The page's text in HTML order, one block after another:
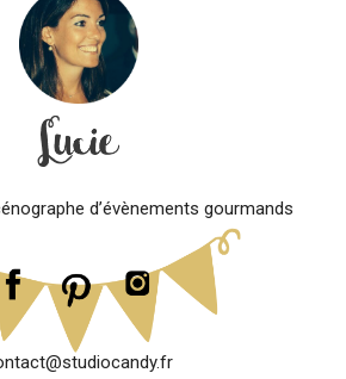
d’évènements gourmands